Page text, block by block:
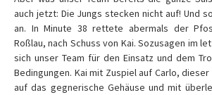
auch jetzt: Die Jungs stecken nicht auf! Und
an. In Minute 38 rettete abermals der
Roßlau, nach Schuss von Kai. Sozusagen im
sich unser Team für den Einsatz und dem
Bedingungen. Kai mit Zuspiel auf Carlo,
auf das gegnerische Gehäuse und mit